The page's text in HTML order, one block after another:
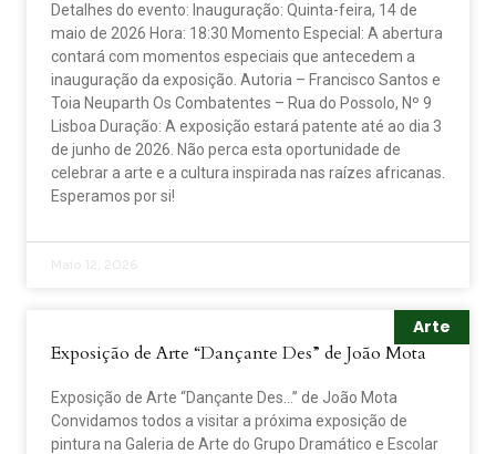
Detalhes do evento: Inauguração: Quinta-feira, 14 de
maio de 2026 Hora: 18:30 Momento Especial: A abertura
contará com momentos especiais que antecedem a
inauguração da exposição. Autoria – Francisco Santos e
Toia Neuparth Os Combatentes – Rua do Possolo, Nº 9
Lisboa Duração: A exposição estará patente até ao dia 3
de junho de 2026. Não perca esta oportunidade de
celebrar a arte e a cultura inspirada nas raízes africanas.
Esperamos por si!
Maio 12, 2026
Arte
Exposição de Arte “Dançante Des” de João Mota
Exposição de Arte “Dançante Des…” de João Mota
Convidamos todos a visitar a próxima exposição de
pintura na Galeria de Arte do Grupo Dramático e Escolar